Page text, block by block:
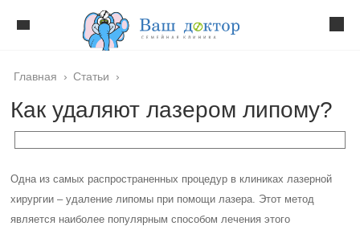
Главная › Статьи ›
Как удаляют лазером липому?
Одна из самых распространенных процедур в клиниках лазерной
хирургии – удаление липомы при помощи лазера. Этот метод
является наиболее популярным способом лечения этого